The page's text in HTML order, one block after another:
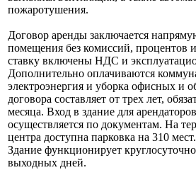
пожаротушения.
Договор аренды заключается
помещения без комиссий, процентов
ставку включены НДС и
Дополнительно оплачиваются
электроэнергия и уборка офисных и
договора составляет от трех лет,
месяца. Вход в здание для
осуществляется по документам. На
центра доступна парковка на 310 мест.
Здание функционирует
выходных дней.